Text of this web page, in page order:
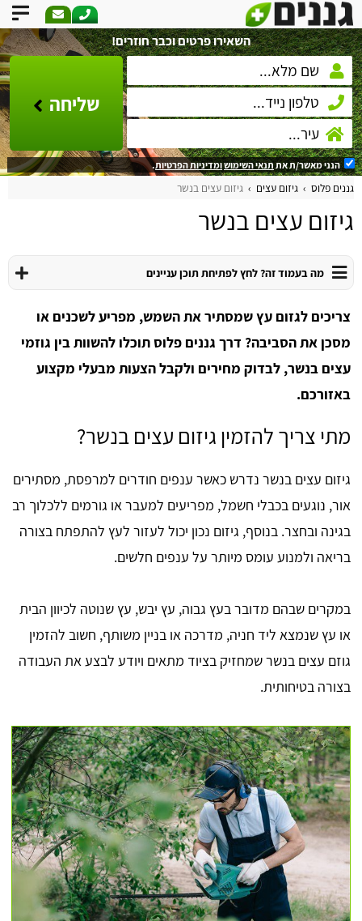
השאירו פרטים וכבר חוזרים!
שליחה
הנני מאשר/ת אתתנאי השימושומדיניות הפרטיות.
גננים פלוס גיזום עצים גיזום עצים בנשר
גיזום עצים בנשר
מה בעמוד זה? לחץ לפתיחת תוכן עניינים
צריכים לגזום עץ שמסתיר את השמש, מפריע לשכנים או
מסכן את הסביבה? דרך גננים פלוס תוכלו להשוות בין גוזמי
עצים בנשר, לבדוק מחירים ולקבל הצעות מבעלי מקצוע
באזורכם.
מתי צריך להזמין גיזום עצים בנשר?
גיזום עצים בנשר נדרש כאשר ענפים חודרים למרפסת, מסתירים
אור, נוגעים בכבלי חשמל, מפריעים למעבר או גורמים ללכלוך רב
בגינה ובחצר. בנוסף, גיזום נכון יכול לעזור לעץ להתפתח בצורה
בריאה ולמנוע עומס מיותר על ענפים חלשים.
במקרים שבהם מדובר בעץ גבוה, עץ יבש, עץ שנוטה לכיוון הבית
או עץ שנמצא ליד חניה, מדרכה או בניין משותף, חשוב להזמין
גוזם עצים בנשר שמחזיק בציוד מתאים ויודע לבצע את העבודה
בצורה בטיחותית.